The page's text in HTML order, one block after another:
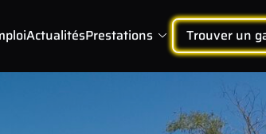
ActualitésPrestations Trouver un